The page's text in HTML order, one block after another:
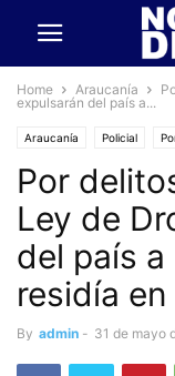
Home Araucanía
expulsarán del país a...
Araucanía Policial
Por
Ley de
del país
residía
By admin - 31 de mayo